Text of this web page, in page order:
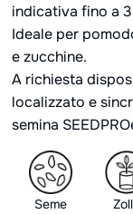
indicativa fino a
Ideale per
e zucchine.
A richiesta
localizzato e
semina
Seme